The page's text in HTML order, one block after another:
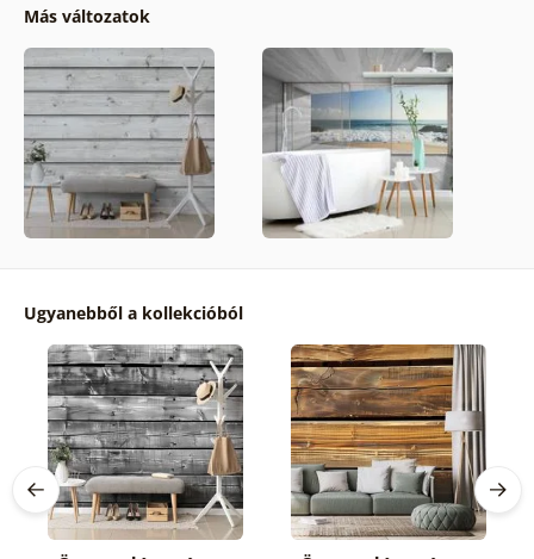
Más változatok
Ugyanebből a kollekcióból